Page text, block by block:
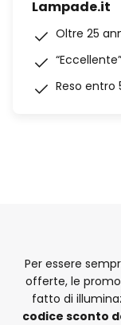
Lampade.it
Oltre 25
Reso entro
Per essere
offerte, le
fatto di
codice sconto